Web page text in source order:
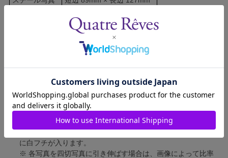
短辺 127mm × 長辺 178mm
短辺 217mm × 長辺 305mm
短辺 213mm × 長辺 305mm
短辺 305mm × 長辺 432mm
全紙写真
短辺 402mm × 長辺 559mm
写真のサイズにつきまして、下記の件も併せてご了承ください。
※ 宝塚大劇場および新人公演の舞台写真につきましては、4辺
に白フチが入ります。
※ 各写真を四切写真に引き伸ばす場合は、画像によって比率